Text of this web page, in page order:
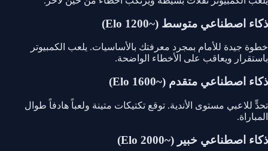
ذكاء اصطناعي متوسط (~1200 Elo)
خطوة جيدة للأمام بمجرد معرفتك بالأساسيات. يلعب الكمبيوتر
باستقرار ويعاقب على الأخطاء الواضحة.
ذكاء اصطناعي متقدم (~1600 Elo)
تحدٍّ للاعبي مستوى الأندية. توقع تكتيكات متينة ولعباً هادفاً طوال
المباراة.
ذكاء اصطناعي خبير (~2000 Elo)